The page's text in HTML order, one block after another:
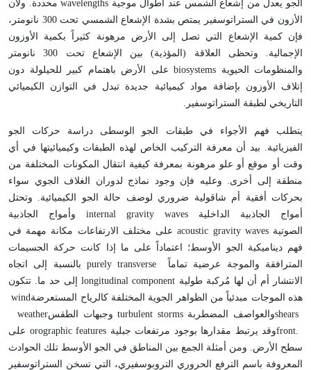
الجو يعدل من إشعاع الشمس عند أطوال موجية wavelengths محددة. ولأن
الأزون في الستراتوسفير يمتص بشدة الإشعاع الشمسي تحت 300 نانومتر،
فإن كمية الإشعاع التي تصل إلى الأرض مرهونة كثيراً بكمية الأوزون
الإجمالية. وتحظى العلاقة (المؤذية) بين الإشعاع تحت 300 نانومتر
والمنظومات الحيوية biosystems على الأرض باهتمام كبير للحيلولة دون
إتلاف الأوزون بإضافة مواد كيميائية جديدة تبدل في التوازن الكيميائي
التاريخي لطبقة الستراتوسفير .
يتطلب فهم الأجواء في طبقات الجو الوسطى دراسة حركات الجو
الفيزيائية. بيد أن معرفة التركيب الخاص لهذه الطبقات وكيميائيتها في أي
وقت أو موقع أو علو مرهونة بمعرفة كيفية انتقال المكونات المختلفة من
منطقة إلى أخرى. وعليه فإن وجود نماذج لدوران الغلاف الجوي سواء
بحركات أفقية أم شاقولية ضروري لوصف حالة الجو الكيميائية. وتحتل
أمواج الجاذبية الداخلية internal gravity waves وأمواج الجاذبية
الصوتية acoustic gravity waves على مختلف الارتفاعات مكانة مهمة في
فهم ديناميكية الجو الأوسط؛ اعتماداً على ما إذا كانت حركة الجسيمات
المترافقة والموجة عرضية تماماً purely transverse بالنسبة إلى اتجاه
الانتشار أم أن لها مُركبة طولية longitudinal component
إلى حد ما. تتكون
هذه الموجات مبدئياً من الظواهر الجوية المختلفة كالرياح المستعرضةwind
shearsوالعواصف المضطربة turbulent storms وجبهات الطقسweather
front.وقد يرتبط مقدارها بوجود مرتفعات جبلية orographic features على
سطح الأرض. ومن أمثلة الجمع بين المناطق في الجو الأوسط تلك الحوادث
المعروفة باسم الترفع الحروري التروبوسفيري، التي تسخن الستراتوسفير